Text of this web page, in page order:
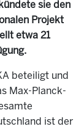
sie den
Projekt
etwa 21
beteiligt und
Max-Planck-
ist der